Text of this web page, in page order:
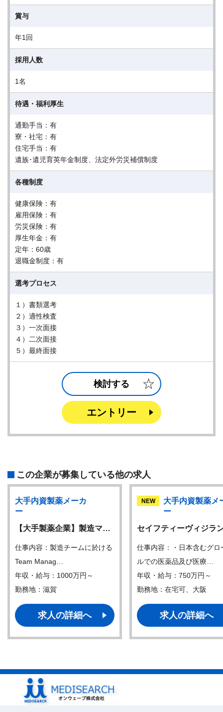
賞与
年1回
採用人数
1名
待遇・福利厚生
通勤手当：有
寮・社宅：有
住宅手当：有
遺族･遺児育英年金制度、法定外労災補償制度
各種制度
健康保険：有
雇用保険：有
労災保険：有
厚生年金：有
定年：60歳
退職金制度：有
選考プロセス
１）書類選考
２）適性検査
３）一次面接
４）二次面接
５）最終面接
検討する
エントリー
この企業が募集している他の求人
大手内資製薬メーカ
ー
【大手製薬企業】製造マ…
仕事内容：製造チームに於ける
Team Manag…
年収・給与：1000万円～
勤務地：滋賀
求人の詳細へ
NEW
大手内資製薬メ
ー
セイフティーヴィジラ
仕事内容：・日本含むグロ
ルでの医薬品及び医療…
年収・給与：750万円～
勤務地：在宅可、大阪
求人の詳細へ